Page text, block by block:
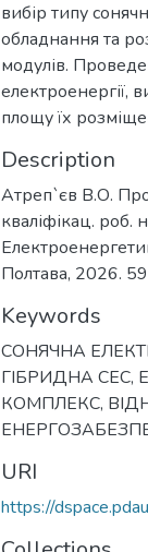
вибір типу
обладнання та
модулів.
електроенергії,
площу їх
Description
Атреп`єв В.О.
кваліфікац. роб.
Полтава, 2026. 59
Keywords
СОНЯЧНА
ГІБРИДНА СЕС,
КОМПЛЕКС,
URI
https://